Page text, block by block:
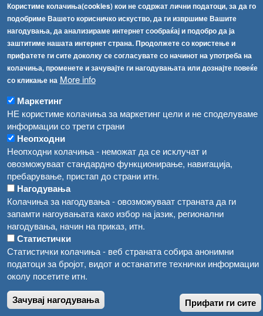
Користиме колачиња(cookies) кои не содржат лични податоци, за да го
подобриме Вашето корисничко искуство, да ги извршиме Вашите
нагодувања, да анализираме интернет сообраќај и подобро да ја
заштитиме нашата интернет страна. Продолжете со користење и
прифатете ги сите доколку се согласувате со начинот на употреба на
колачиња, променете и зачувајте ги нагодувањата или дознајте повеќе
со кликање на More info
Маркетинг
НЕ користиме колачиња за маркетинг цели и не споделуваме
информации со трети страни
Неопходни
Неопходни колачиња - неможат да се исклучат и
овозможуваат стандардно функционирање, навигација,
пребарување, пристап до страни итн.
Нагодувања
Колачиња за нагодувања - овозможуваат страната да ги
запамти нагоувањата како избор на јазик, регионални
нагодувања, начин на приказ, итн.
Статистички
Статистички колачиња - веб страната собира анонимни
податоци за бројот, видот и останатите технички информации
околу посетите итн.
Зачувај нагодувања Прифати ги сите
[АХВ-претходна страна]
Соопштенија
Република Бугарија ги засили официјалните контроли при увоз на свежо овошје и зеленчук
Високите температури ризик од труење со храна, опасни се и за животните
Водата во Гостивар може да се користи како техничка, продолжува испораката на флаширана вода
Во Гостивар спроведени 70 вонредни контроли
Забраната за водата во Гостивар останува на сила, операторите да користат само технички безбедна вода
Навигација
Архива
Регистри
Обрасци
Огласи